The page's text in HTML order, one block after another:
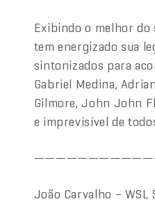
Exibindo o melhor
tem energizado sua
sintonizados para
Gabriel Medina,
Gilmore, John John
e imprevisível de
João Carvalho –